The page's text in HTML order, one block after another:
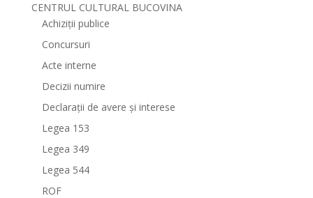
CENTRUL CULTURAL BUCOVINA
Achiziții publice
Concursuri
Acte interne
Decizii numire
Declarații de avere și interese
Legea 153
Legea 349
Legea 544
ROF